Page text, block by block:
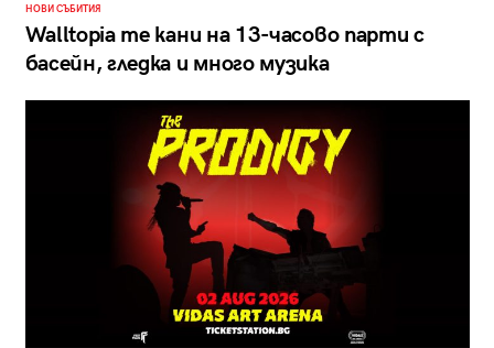
НОВИ СЪБИТИЯ
Walltopia те кани на 13-часово парти с
басейн, гледка и много музика